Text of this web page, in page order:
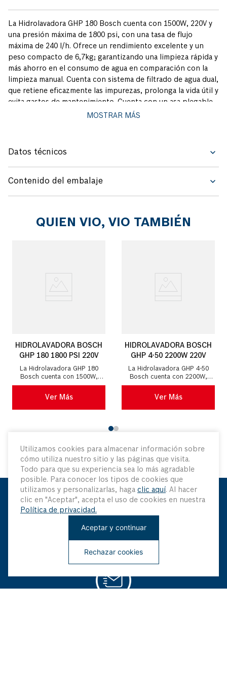
Utilizamos cookies para almacenar información sobre
cómo utiliza nuestro sitio y las páginas que visita.
Todo para que su experiencia sea lo más agradable
posible. Para conocer los tipos de cookies que
utilizamos y personalizarlas, haga clic aquí. Al hacer
clic en "Aceptar", acepta el uso de cookies en nuestra
Política de privacidad.
Rechazar cookies
Aceptar y continuar
La Hidrolavadora GHP 180 Bosch cuenta con 1500W, 220V y
una presión máxima de 1800 psi, con una tasa de flujo
máxima de 240 l/h. Ofrece un rendimiento excelente y un
peso compacto de 6,7kg; garantizando una limpieza rápida y
más ahorro en el consumo de agua en comparación con la
limpieza manual. Cuenta con sistema de filtrado de agua dual,
que retiene eficazmente las impurezas, prolonga la vida útil y
evita gastos de mantenimiento. Cuenta con un asa plegable
para facilitar el transporte, sin necesidad de montaje. La
chorro regulable, 1 aplicador de detergente, 1 filtro externo,
de 5 metros. Los accesorios que incluye proporcionan
flexibilidad para limpiar diversas superficies y tipos de
www.garantiabosch.com, recibirás un año adicional de
garantía.
MOSTRAR MÁS
Datos técnicos
Contenido del embalaje
QUIEN VIO, VIO TAMBIÉN
HIDROLAVADORA BOSCH
GHP 180 1800 PSI 220V
La Hidrolavadora GHP 180
Bosch cuenta con 1500W,
220V y una presión máxima de
1800 psi, con una tasa de flujo
máxima de ...
Ver Más
HIDROLAVADORA BOSCH
GHP 4-50 2200W 220V
La Hidrolavadora GHP 4-50
Bosch cuenta con 2200W,
220V y una presión máxima de
2500 psi, con un caudal
máximo de 440 l/h...
Ver Más
Mantenme Actualizado
Sé el primero en saber sobre nuestras últimas innovaciones
y ofertas especiales